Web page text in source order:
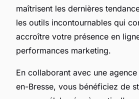
maîtrisent les dernières
les outils incontournables qui
accroître votre présence en
performances marketing.
En collaborant avec une
en-Bresse, vous bénéficiez de